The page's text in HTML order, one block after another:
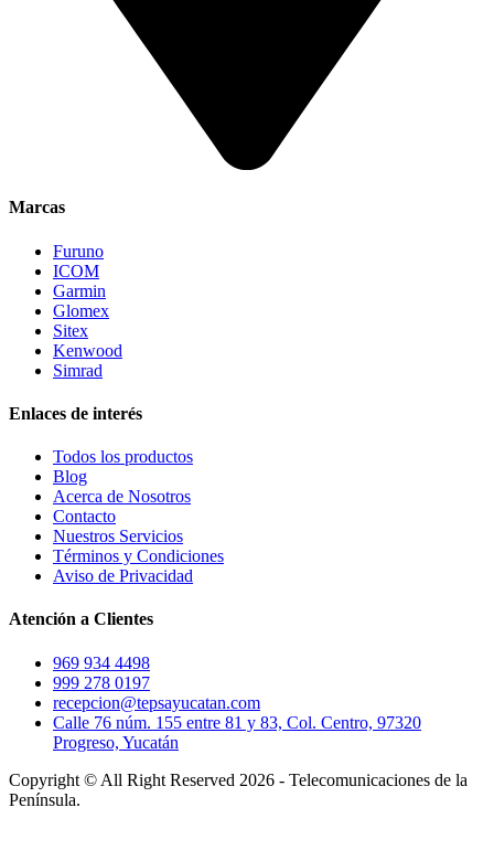
Marcas
Furuno
ICOM
Garmin
Glomex
Sitex
Kenwood
Simrad
Enlaces de interés
Todos los productos
Blog
Acerca de Nosotros
Contacto
Nuestros Servicios
Términos y Condiciones
Aviso de Privacidad
Atención a Clientes
969 934 4498
999 278 0197
recepcion@tepsayucatan.com
Calle 76 núm. 155 entre 81 y 83, Col. Centro, 97320
Progreso, Yucatán
Copyright © All Right Reserved 2026 - Telecomunicaciones de la
Península.